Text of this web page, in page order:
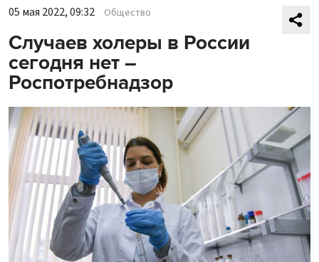
05 мая 2022, 09:32 Общество
Случаев холеры в России
сегодня нет –
Роспотребнадзор